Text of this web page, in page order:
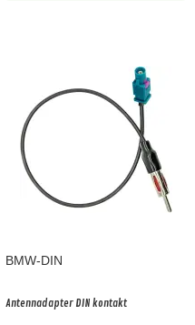
BMW-DIN
Antennadapter DIN kontakt